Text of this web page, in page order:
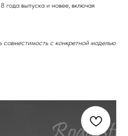
года выпуска и новее, включая
совместимость с конкретной моделью